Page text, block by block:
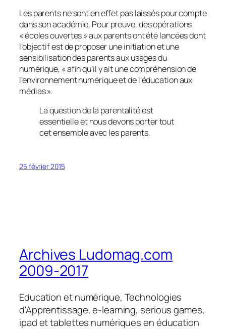
Les parents ne sont en effet pas laissés pour compte
dans son académie. Pour preuve, des opérations
«écoles ouvertes» aux parents ont été lancées dont
l’objectif est de proposer une initiation et une
sensibilisation des parents aux usages du
numérique, «afin qu’il y ait une compréhension de
l’environnement numérique et de l’éducation aux
médias».
La question de la parentalité est
essentielle et nous devons porter tout
cet ensemble avec les parents.
25 février 2015
Archives Ludomag.com
2009-2017
Education et numérique, Technologies
d'Apprentissage, e-learning, serious games,
ipad et tablettes numériques en éducation